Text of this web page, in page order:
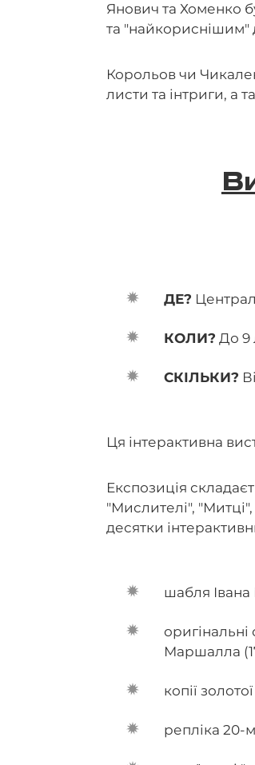
Янович та Хоменко
та "найкориснішим"
Корольов чи
листи та інтриги, а
ДЕ?
КОЛИ? До 9
СКІЛЬКИ?
Ця інтерактивна
Експозиція
"Мислителі", "Митці",
десятки
шабля Івана
Маршалла
копії
репліка 20-